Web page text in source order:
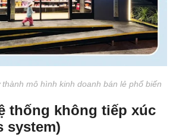
mô hình kinh doanh bán lẻ phổ biến
thống không tiếp xúc
system)